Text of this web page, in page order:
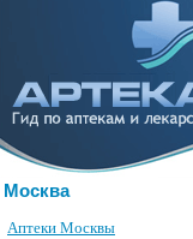
Москва
Аптеки Москвы